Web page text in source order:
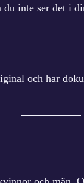
du inte ser det i
och har